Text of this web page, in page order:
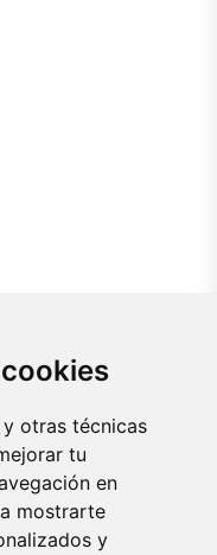
otras técnicas
tu
en
mostrarte
y